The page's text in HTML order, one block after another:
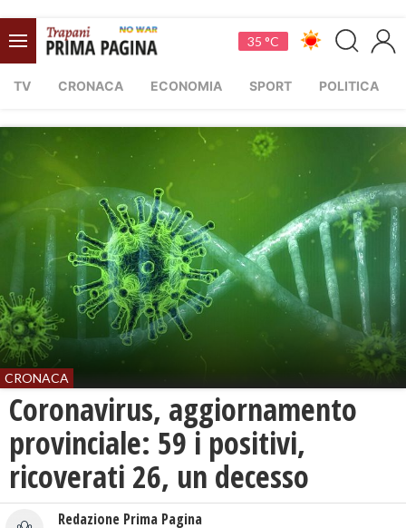
35 °C
TV CRONACA ECONOMIA SPORT POLITICA
CRONACA
Coronavirus, aggiornamento
provinciale: 59 i positivi,
ricoverati 26, un decesso
Redazione Prima Pagina